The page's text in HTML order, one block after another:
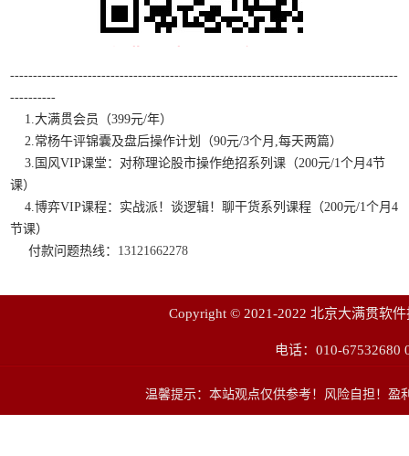
-------------------------------------------------------------------------------------
----------
1.大满贯会员（399元/年）
2.常杨午评锦囊及盘后操作计划（90元/3个月,每天两篇）
3.国风VIP课堂：对称理论股市操作绝招系列课（200元/1个月4节
课）
4.博弈VIP课程：实战派！谈逻辑！聊干货系列课程（200元/1个月4
节课）
付款问题热线： 13121662278
Copyright © 2021-2022 北京大满贯软
电话：010-67532680
温馨提示：本站观点仅供参考！风险自担！盈